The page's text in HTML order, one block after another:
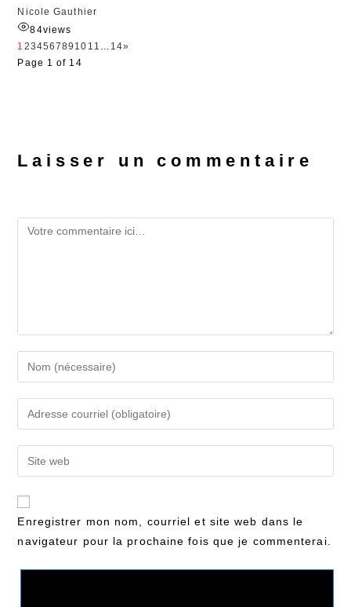
Nicole Gauthier
84views
1 23456789 10 11 … 14»
Page 1 of 14
Laisser un commentaire
Commentaire
your
name
or
comment
your
email
address
comment
your
website
Enregistrer mon nom, courriel et site web dans le
navigateur pour la prochaine fois que je commenterai.